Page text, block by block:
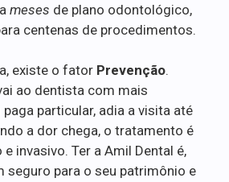
meses de plano odontológico,
centenas de procedimentos.
existe o fator Prevenção.
ao dentista com mais
particular, adia a visita até
a dor chega, o tratamento é
invasivo. Ter a Amil Dental é,
seguro para o seu patrimônio e